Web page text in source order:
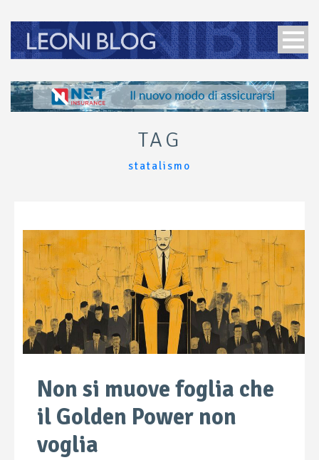
TAG
statalismo
Non si muove foglia che
il Golden Power non
voglia